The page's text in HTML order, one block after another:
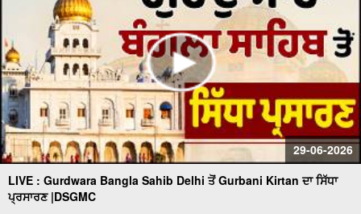
29-06-2026
LIVE : Gurdwara Bangla Sahib Delhi ਤੋਂ Gurbani Kirtan ਦਾ ਸਿੱਧਾ
ਪ੍ਰਸਾਰਣ |DSGMC